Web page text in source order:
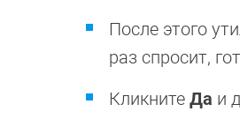
После этого
раз спросит,
Кликните Да и